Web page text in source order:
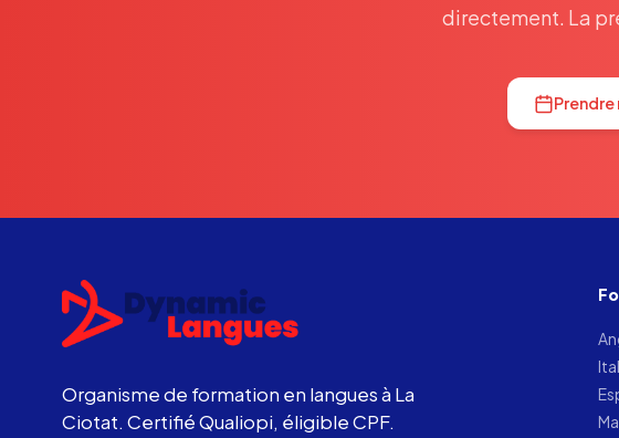
directement. La
Organisme de formation en langues à La
Ciotat. Certifié Qualiopi, éligible CPF.